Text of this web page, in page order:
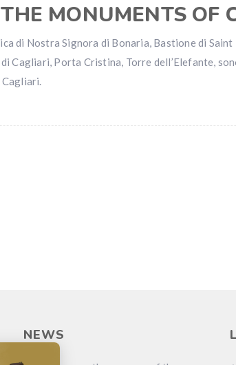
MONUMENTS OF
di Nostra Signora di Bonaria, Bastione di Saint
Cagliari, Porta Cristina, Torre dell’Elefante,
NEWS